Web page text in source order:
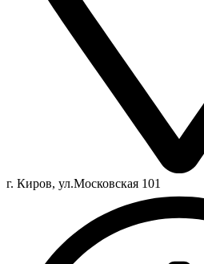
г. Киров, ул.Московская 101